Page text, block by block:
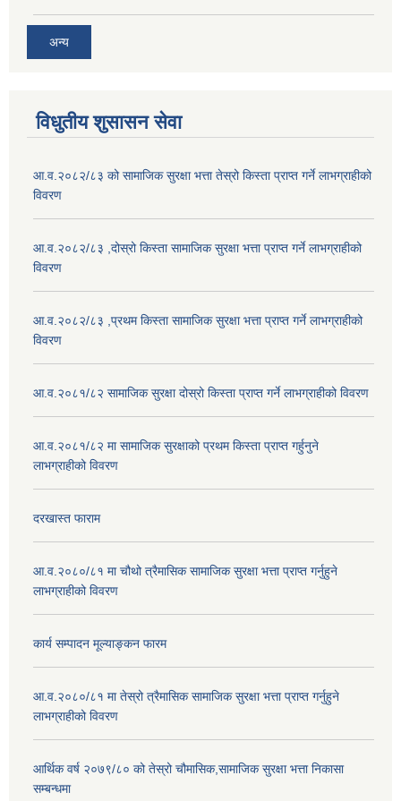
अन्य
विधुतीय शुसासन सेवा
आ.व.२०८२/८३ को सामाजिक सुरक्षा भत्ता तेस्रो किस्ता प्राप्त गर्ने लाभग्राहीको
विवरण
आ.व.२०८२/८३ ,दोस्रो किस्ता सामाजिक सुरक्षा भत्ता प्राप्त गर्ने लाभग्राहीको
विवरण
आ.व.२०८२/८३ ,प्रथम किस्ता सामाजिक सुरक्षा भत्ता प्राप्त गर्ने लाभग्राहीको
विवरण
आ.व.२०८१/८२ सामाजिक सुरक्षा दोस्रो किस्ता प्राप्त गर्ने लाभग्राहीको विवरण
आ.व.२०८१/८२ मा सामाजिक सुरक्षाको प्रथम किस्ता प्राप्त गर्हुनुने
लाभग्राहीको विवरण
दरखास्त फाराम
आ.व.२०८०/८१ मा चौथो त्रैमासिक सामाजिक सुरक्षा भत्ता प्राप्त गर्नुहुने
लाभग्राहीको विवरण
कार्य सम्पादन मूल्याङ्कन फारम
आ.व.२०८०/८१ मा तेस्रो त्रैमासिक सामाजिक सुरक्षा भत्ता प्राप्त गर्नुहुने
लाभग्राहीको विवरण
आर्थिक वर्ष २०७९/८० को तेस्रो चौमासिक,सामाजिक सुरक्षा भत्ता निकासा
सम्बन्धमा